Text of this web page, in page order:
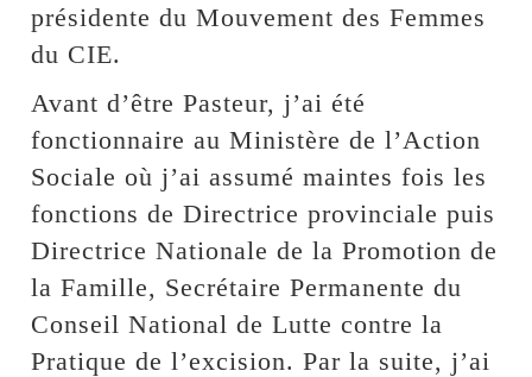
présidente du Mouvement des Femmes
du CIE.
Avant d’être Pasteur, j’ai été
fonctionnaire au Ministère de l’Action
Sociale où j’ai assumé maintes fois les
fonctions de Directrice provinciale puis
Directrice Nationale de la Promotion de
la Famille, Secrétaire Permanente du
Conseil National de Lutte contre la
Pratique de l’excision. Par la suite, j’ai